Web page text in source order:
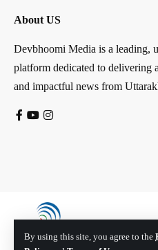
By using this site, you agree to the
About US
Devbhoomi Media is a leading,
platform dedicated to delivering
and impactful news from